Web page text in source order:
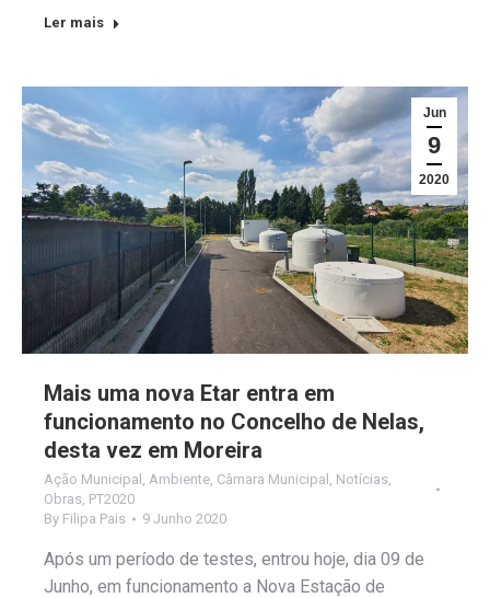
Ler mais
Jun
9
2020
Mais uma nova Etar entra em
funcionamento no Concelho de Nelas,
desta vez em Moreira
Ação Municipal Ambiente Câmara Municipal Notícias
Obras PT2020
By Filipa Pais 9 Junho 2020
Após um período de testes, entrou hoje, dia 09 de
Junho, em funcionamento a Nova Estação de